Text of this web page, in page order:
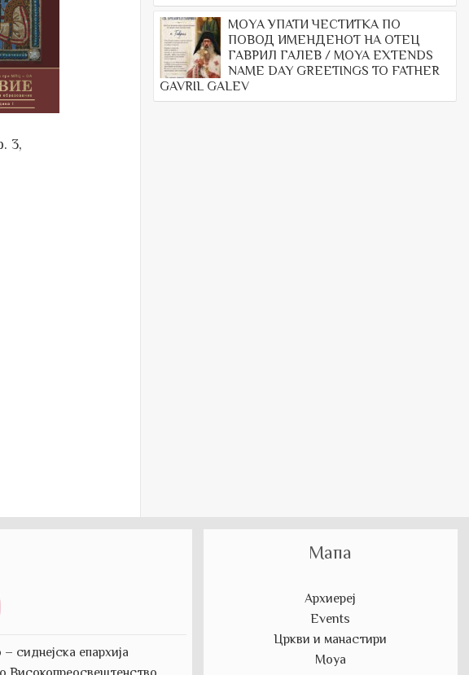
3,
МОYА УПАТИ ЧЕСТИТКА ПО
ПОВОД ИМЕНДЕНОТ НА ОТЕЦ
ГАВРИЛ ГАЛЕВ / MOYA EXTENDS
NAME DAY GREETINGS TO FATHER
GAVRIL GALEV
сиднејска епархија
Мапа
Архиереј
Events
Цркви и манастири
Моуа